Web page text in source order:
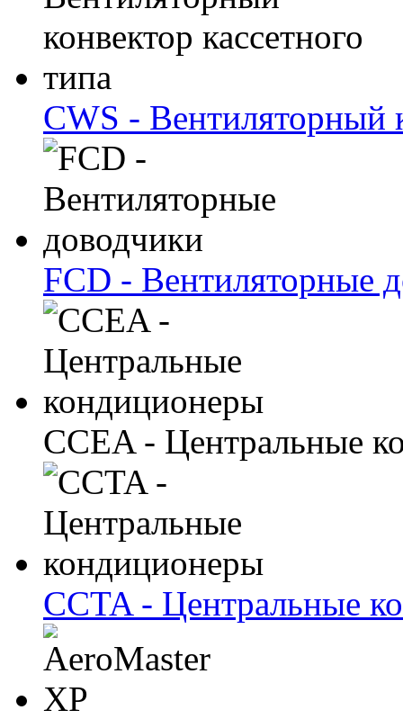
CWS - Вентиляторный
FCD - Вентиляторные
CCEA - Центральные
CCTA - Центральные